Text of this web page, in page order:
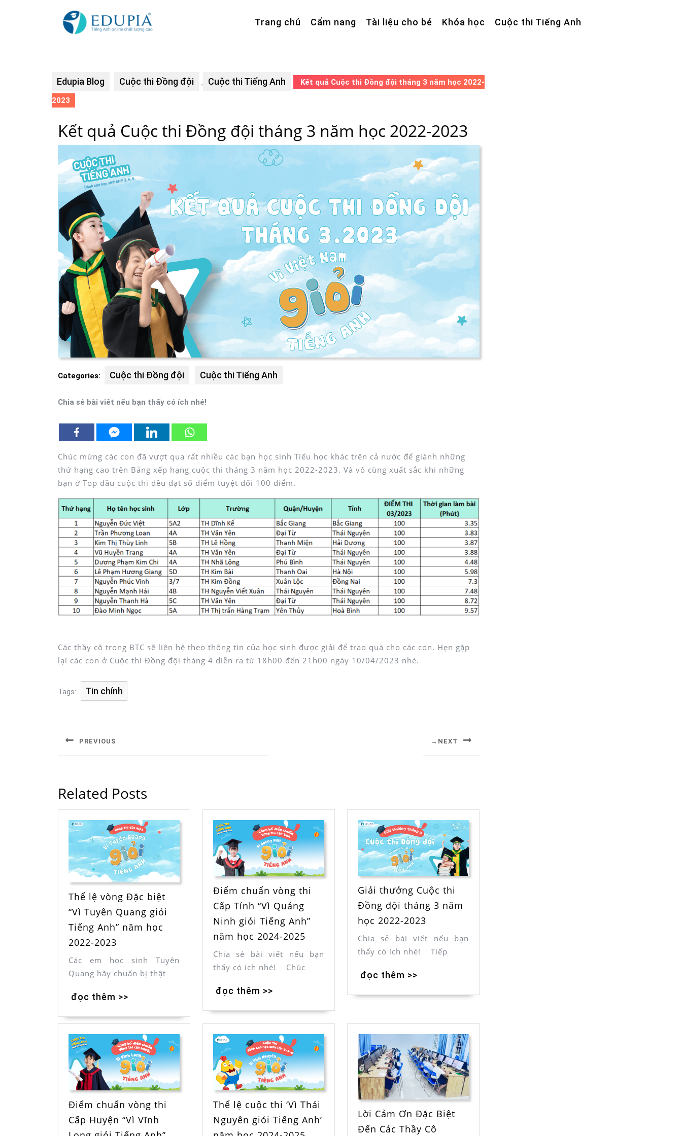
Trang chủ Cẩm nang Tài liệu cho bé Khóa học Cuộc thi Tiếng Anh
Edupia Blog Cuộc thi Đồng đội , Cuộc thi Tiếng Anh
Kết quả Cuộc thi Đồng đội tháng 3 năm học 2022-
2023
Kết quả Cuộc thi Đồng đội tháng 3 năm học 2022-2023
Categories: Cuộc thi Đồng đội Cuộc thi Tiếng Anh
Chia sẻ bài viết nếu bạn thấy có ích nhé!
Chúc mừng các con đã vượt qua rất nhiều các bạn học sinh Tiểu học khác trên cả nước để giành những
thứ hạng cao trên Bảng xếp hạng cuộc thi tháng 3 năm học 2022-2023. Và vô cùng xuất sắc khi những
bạn ở Top đầu cuộc thi đều đạt số điểm tuyệt đối 100 điểm.
Các thầy cô trong BTC sẽ liên hệ theo thông tin của học sinh được giải để trao quà cho các con. Hẹn gặp
lại các con ở Cuộc thi Đồng đội tháng 4 diễn ra từ 18h00 đến 21h00 ngày 10/04/2023 nhé.
Tags: Tin chính
PREVIOUS NEXT
Related Posts
Thể lệ vòng Đặc biệt
“Vì Tuyên Quang giỏi
Tiếng Anh” năm học
2022-2023
Các em học sinh Tuyên
Quang hãy chuẩn bị thật
đọc thêm >>
Điểm chuẩn vòng thi
Cấp Tỉnh “Vì Quảng
Ninh giỏi Tiếng Anh”
năm học 2024-2025
Chia sẻ bài viết nếu bạn
thấy có ích nhé! Chúc
đọc thêm >>
Giải thưởng Cuộc thi
Đồng đội tháng 3 năm
học 2022-2023
Chia sẻ bài viết nếu bạn
thấy có ích nhé! Tiếp
đọc thêm >>
Điểm chuẩn vòng thi
Cấp Huyện “Vì Vĩnh
Thể lệ cuộc thi ‘Vì Thái
Nguyên giỏi Tiếng Anh’
Lời Cảm Ơn Đặc Biệt
Đến Các Thầy Cô